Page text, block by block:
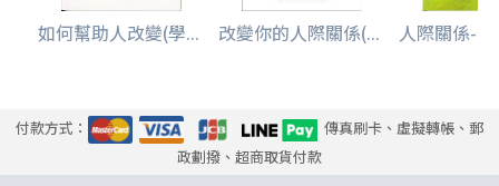
如何幫助人改變(學... 改變你的人際關係(... 人際關係--
付款方式：
傳真刷卡、虛擬轉帳、郵
政劃撥、超商取貨付款